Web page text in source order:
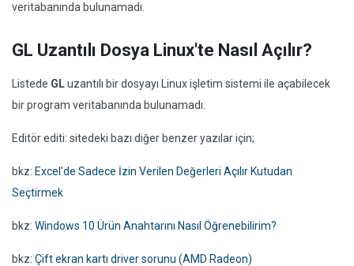
veritabanında bulunamadı.
GL Uzantılı Dosya Linux'te Nasıl Açılır?
Listede GLuzantılı bir dosyayı Linux işletim sistemi ile açabilecek
bir program veritabanında bulunamadı.
Editör editi: sitedeki bazı diğer benzer yazılar için;
bkz: Excel'de Sadece İzin Verilen Değerleri Açılır Kutudan
Seçtirmek
bkz: Windows 10 Ürün Anahtarını Nasıl Öğrenebilirim?
bkz: Çift ekran kartı driver sorunu (AMD Radeon)